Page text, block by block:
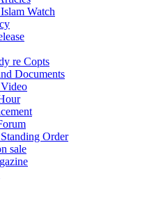
Watch
re Copts
Documents
Order
sale